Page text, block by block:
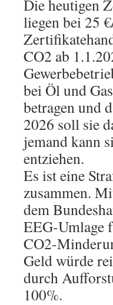
Die heutigen
liegen bei 25
CO2 ab
bei Öl und
betragen und
2026 soll sie
jemand kann
entziehen.
Es ist eine
zusammen.
dem
EEG-Umlage
CO2-
Geld würde
durch
100%.